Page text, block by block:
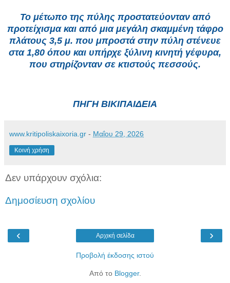
Το μέτωπο της πύλης προστατεύονταν από
προτείχισμα και από μια μεγάλη σκαμμένη τάφρο
πλάτους 3,5 μ. που μπροστά στην πύλη στένευε
στα 1,80 όπου και υπήρχε ξύλινη κινητή γέφυρα,
που στηρίζονταν σε κτιστούς πεσσούς.
ΠΗΓΗ ΒΙΚΙΠΑΙΔΕΙΑ
www.kritipoliskaixoria.gr - Μαΐου 29, 2026
Κοινή χρήση
Δεν υπάρχουν σχόλια:
Δημοσίευση σχολίου
‹ ›
Αρχική σελίδα
Προβολή έκδοσης ιστού
Από το Blogger.